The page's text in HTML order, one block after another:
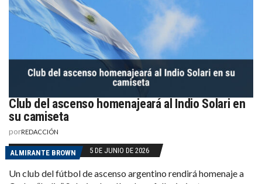
Club del ascenso homenajeará al Indio Solari en
su camiseta
porREDACCIÓN
ALMIRANTE BROWN 5 DE JUNIO DE 2026
Un club del fútbol de ascenso argentino rendirá homenaje a